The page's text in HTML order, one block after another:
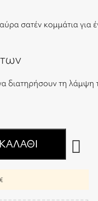
σατέν κομμάτια
διατηρήσουν τη λάμψη